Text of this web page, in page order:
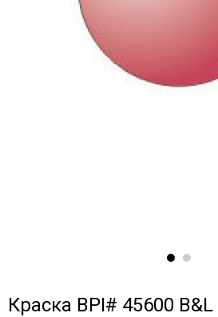
Краска BPI# 45600